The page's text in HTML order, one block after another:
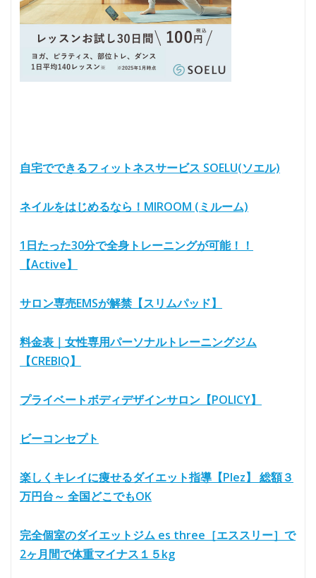
自宅でできるフィットネスサービス SOELU(ソエル)
ネイルをはじめるなら！MIROOM (ミルーム)
1日たった30分で全身トレーニングが可能！！
【Active】
サロン専売EMSが解禁【スリムパッド】
料金表｜女性専用パーソナルトレーニングジム
【CREBIQ】
プライベートボディデザインサロン【POLICY】
ビーコンセプト
楽しくキレイに痩せるダイエット指導【Plez】 総額３
万円台～ 全国どこでもOK
完全個室のダイエットジム es three［エススリー］で
2ヶ月間で体重マイナス１５kg